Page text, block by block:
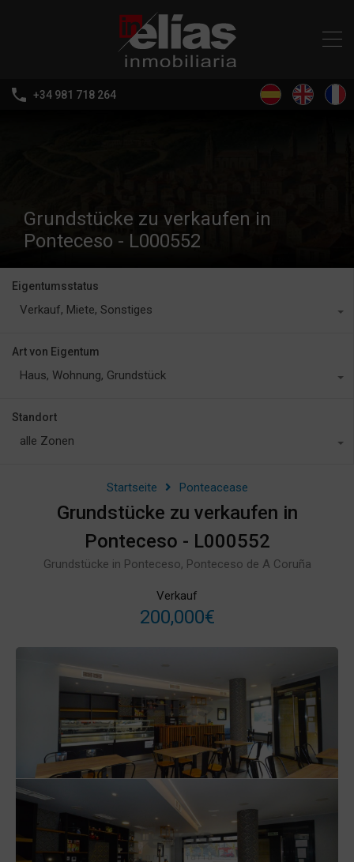
+34 981 718 264
Grundstücke zu verkaufen in
Ponteceso - L000552
Eigentumsstatus
Verkauf, Miete, Sonstiges
Art von Eigentum
Haus, Wohnung, Grundstück
Standort
alle Zonen
Startseite Ponteacease
Grundstücke zu verkaufen in
Ponteceso - L000552
Grundstücke in Ponteceso, Ponteceso de A Coruña
Verkauf
200,000€